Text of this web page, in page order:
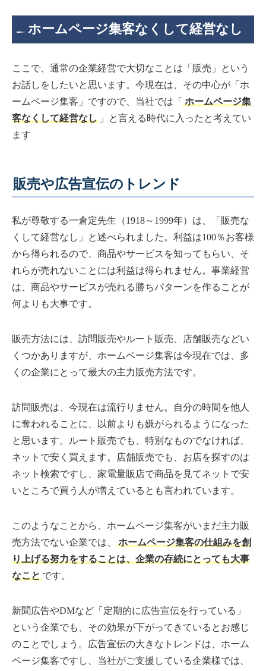
ホームページ集客なくして経営なし
ここで、通常の企業経営で大切なことは「販売」という
お話しをしたいと思います。今現在は、その中心が「ホ
ームページ集客」ですので、当社では「 ホームページ集
客なくして経営なし 」と言える時代に入ったと考えてい
ます
販売や広告宣伝のトレンド
私が尊敬する一倉定先生（1918～1999年）は、「販売な
くして経営なし」と述べられました。利益は100％お客様
から得られるので、商品やサービスを知ってもらい、そ
れらが売れないことには利益は得られません。事業経営
は、商品やサービスが売れる勝ちパターンを作ることが
何よりも大事です。
販売方法には、訪問販売やルート販売、店舗販売などい
くつかありますが、ホームページ集客は今現在では、多
くの企業にとって最大の主力販売方法です。
訪問販売は、今現在は流行りません。自分の時間を他人
に奪われることに、以前よりも嫌がられるようになった
と思います。ルート販売でも、特別なものでなければ、
ネットで安く買えます。店舗販売でも、お店を探すのは
ネット検索ですし、家電量販店で商品を見てネットで安
いところで買う人が増えているとも言われています。
このようなことから、ホームページ集客がいまだ主力販
売方法でない企業では、
ホームページ集客の仕組みを創
り上げる努力をすることは、企業の存続にとっても大事
なこと です。
新聞広告やDMなど「定期的に広告宣伝を行っている」
という企業でも、その効果が下がってきているとお感じ
のことでしょう。広告宣伝の大きなトレンドは、ホーム
ページ集客ですし、当社がご支援している企業様では、